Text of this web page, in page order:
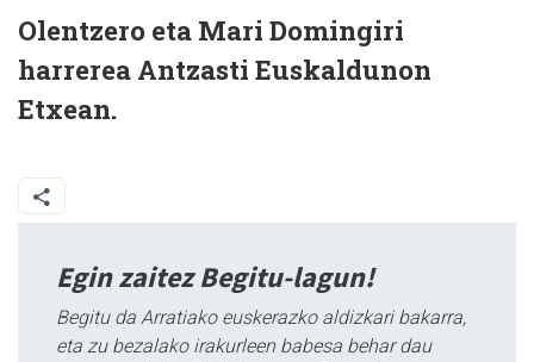
Olentzero eta Mari Domingiri
harrerea Antzasti Euskaldunon
Etxean.
Egin zaitez Begitu-lagun!
Begitu da Arratiako euskerazko aldizkari bakarra,
eta zu bezalako irakurleen babesa behar dau